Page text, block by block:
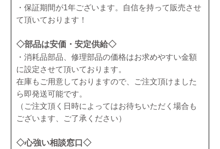
・保証期間が1年ございます。自信を持って販売させ
て頂いております！
◇部品は安価・安定供給◇
・消耗品部品、修理部品の価格はお求めやすい金額
に設定させて頂いております。
在庫もご用意しておりますので、ご注文頂けました
ら即発送可能です。
（ご注文頂く日時によってはお待ちいただく場合も
ございます、ご了承ください）
◇心強い相談窓口◇